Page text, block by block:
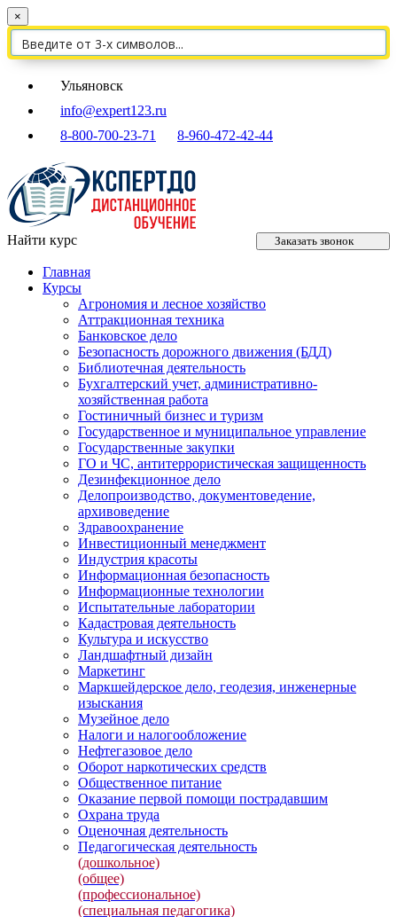
×
Ульяновск
info@expert123.ru
8-800-700-23-71
8-960-472-42-44
Найти курс Заказать звонок
Главная
Курсы
Агрономия и лесное хозяйство
Аттракционная техника
Банковское дело
Безопасность дорожного движения (БДД)
Библиотечная деятельность
Бухгалтерский учет, административно-
хозяйственная работа
Гостиничный бизнес и туризм
Государственное и муниципальное управление
Государственные закупки
ГО и ЧС, антитеррористическая защищенность
Дезинфекционное дело
Делопроизводство, документоведение,
архивоведение
Здравоохранение
Инвестиционный менеджмент
Индустрия красоты
Информационная безопасность
Информационные технологии
Испытательные лаборатории
Кадастровая деятельность
Культура и искусство
Ландшафтный дизайн
Маркетинг
Маркшейдерское дело, геодезия, инженерные
изыскания
Музейное дело
Налоги и налогообложение
Нефтегазовое дело
Оборот наркотических средств
Общественное питание
Оказание первой помощи пострадавшим
Охрана труда
Оценочная деятельность
Педагогическая деятельность
(дошкольное)
(общее)
(профессиональное)
(специальная педагогика)